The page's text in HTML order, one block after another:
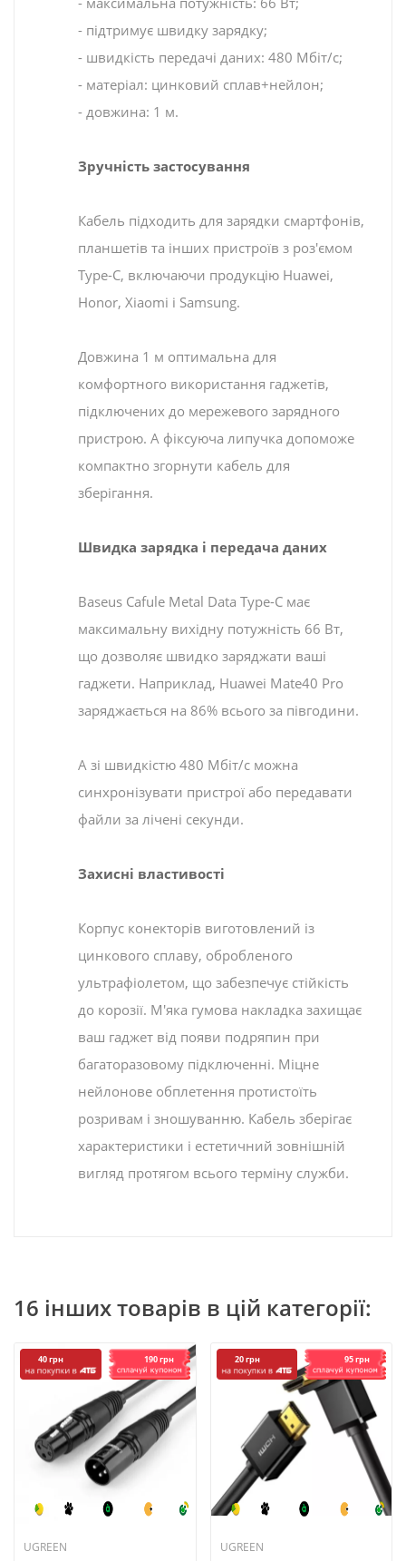
- підтримує швидку зарядку;
- швидкість передачі даних: 480 Мбіт/с;
- матеріал: цинковий сплав+нейлон;
- довжина: 1 м.
Зручність застосування
Кабель підходить для зарядки смартфонів,
планшетів та інших пристроїв з роз'ємом
Type-C, включаючи продукцію Huawei,
Honor, Xiaomi і Samsung.
Довжина 1 м оптимальна для
комфортного використання гаджетів,
підключених до мережевого зарядного
пристрою. А фіксуюча липучка допоможе
компактно згорнути кабель для
зберігання.
Швидка зарядка і передача даних
Baseus Cafule Metal Data Type-C має
максимальну вихідну потужність 66 Вт,
що дозволяє швидко заряджати ваші
гаджети. Наприклад, Huawei Mate40 Pro
заряджається на 86% всього за півгодини.
А зі швидкістю 480 Мбіт/с можна
синхронізувати пристрої або передавати
файли за лічені секунди.
Захисні властивості
Корпус конекторів виготовлений із
цинкового сплаву, обробленого
ультрафіолетом, що забезпечує стійкість
до корозії. М'яка гумова накладка захищає
ваш гаджет від появи подряпин при
багаторазовому підключенні. Міцне
нейлонове обплетення протистоїть
розривам і зношуванню. Кабель зберігає
характеристики і естетичний зовнішній
вигляд протягом всього терміну служби.
16 інших товарів в цій категорії:
40 грн 190 грн
UGREEN
20 грн 95 грн
UGREEN